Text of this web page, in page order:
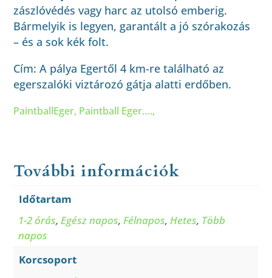
zászlóvédés vagy harc az utolsó emberig.
Bármelyik is legyen, garantált a jó szórakozás
– és a sok kék folt.
Cím: A pálya Egertől 4 km-re található az
egerszalóki viztározó gátja alatti erdőben.
PaintballEger, Paintball Eger….,
További információk
Időtartam
1-2 órás,Egész napos,Félnapos,Hetes, Több
napos
Korcsoport